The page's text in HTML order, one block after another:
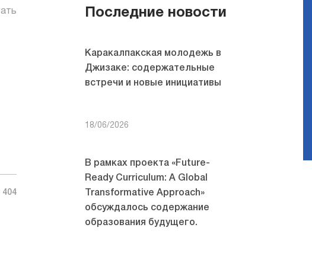
404
Последние новости
Каракалпакская молодежь в
Джизаке: содержательные
встречи и новые инициативы
18/06/2026
В рамках проекта «Future-
Ready Curriculum: A Global
Transformative Approach»
обсуждалось содержание
образования будущего.